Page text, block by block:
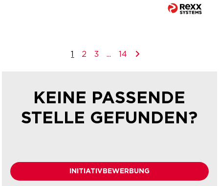
1 2 3 ... 14
KEINE PASSENDE
STELLE GEFUNDEN?
INITIATIVBEWERBUNG